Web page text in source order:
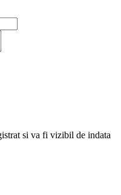
si va fi vizibil de indata